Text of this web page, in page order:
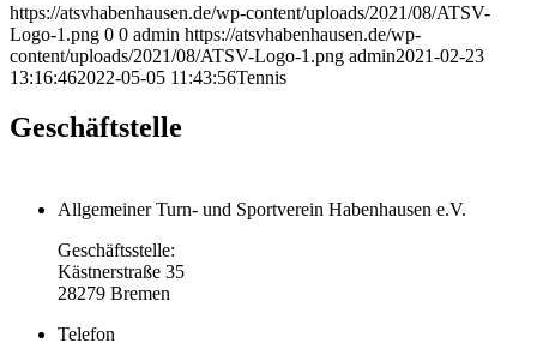
https://atsvhabenhausen.de/wp-content/uploads/2021/08/ATSV-
Logo-1.png 0 0 admin https://atsvhabenhausen.de/wp-
content/uploads/2021/08/ATSV-Logo-1.png admin2021-02-23
13:16:462022-05-05 11:43:56Tennis
Geschäftstelle
Allgemeiner Turn- und Sportverein Habenhausen e.V.
Geschäftsstelle:
Kästnerstraße 35
28279 Bremen
Telefon